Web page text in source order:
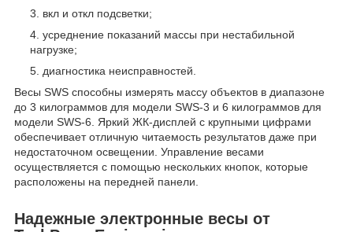
вкл и откл подсветки;
усреднение показаний массы при нестабильной
нагрузке;
диагностика неисправностей.
Весы SWS способны измерять массу объектов в диапазоне
до 3 килограммов для модели SWS-3 и 6 килограммов для
модели SWS-6. Яркий ЖК-дисплей с крупными цифрами
обеспечивает отличную читаемость результатов даже при
недостаточном освещении. Управление весами
осуществляется с помощью нескольких кнопок, которые
расположены на передней панели.
Надежные электронные весы от